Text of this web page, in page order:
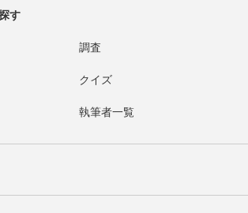
す
調査
クイズ
執筆者一覧